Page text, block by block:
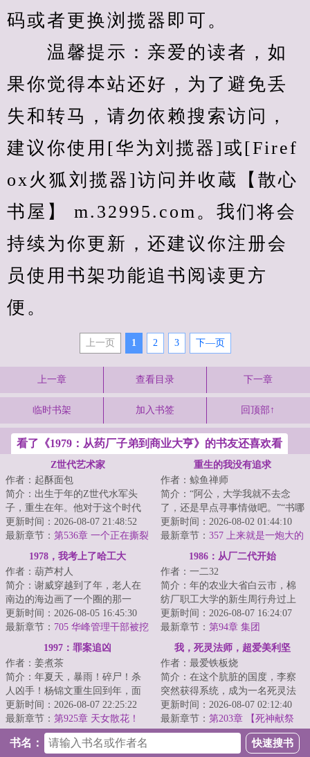
码或者更换浏揽器即可。
温馨提示：亲爱的读者，如
果你觉得本站还好，为了避免丢
失和转马，请勿依赖搜索访问，
建议你使用[华为刘揽器]或[Firef
ox火狐刘揽器]访问并收蔵【散心
书屋】 m.32995.com。我们将会
持续为你更新，还建议你注册会
员使用书架功能追书阅读更方
便。
上一页 1 2 3 下—页
上一章 查看目录 下一章
临时书架 加入书签 回顶部↑
看了《1979：从药厂子弟到商业大亨》的书友还喜欢看
Z世代艺术家
作者：起酥面包
简介：出生于年的Z世代水军头
子，重生在年。他对于这个时代
没有任何滤镜，因此感到强烈窒
息。影视剧粗糙...
更新时间：2026-08-07 21:48:52
最新章节： 第536章 一个正在撕裂
重生的我没有追求
作者：鲸鱼禅师
简介：“阿公，大学我就不去念
了，还是早点寻事情做吧。”“书哪
能不念？做人要有追求，念了大
学，就有机...
更新时间：2026-08-02 01:44:10
最新章节： 357 上来就是一炮大的
1978，我考上了哈工大
作者：葫芦村人
简介：谢威穿越到了年，老人在
南边的海边画了一个圈的那一
年，也是恢复高考的第二年。了
解时代发展脉络的...
更新时间：2026-08-05 16:45:30
最新章节： 705 华峰管理干部被挖
走一半，国际巨头的釜底抽薪之
1986：从厂二代开始
作者：一二32
简介：年的农业大省白云市，棉
纺厂职工大学的新生周行舟过上
了别人羡慕不来的美好生活。若
干年后有人问：...
更新时间：2026-08-07 16:24:07
最新章节： 第94章 集团
1997：罪案追凶
作者：姜煮茶
简介：年夏天，暴雨！碎尸！杀
人凶手！杨锦文重生回到年，面
对二十几年前这场暴雨，芦苇荡
的女性碎尸，他...
更新时间：2026-08-07 22:25:22
最新章节： 第925章 天女散花！
我，死灵法师，超爱美利坚
作者：最爱铁板烧
简介：在这个肮脏的国度，李察
突然获得系统，成为一名死灵法
师，获得了操控白骨、血肉、瘟
疫和灵魂的力量...
更新时间：2026-08-07 02:12:40
最新章节： 第203章 【死神献祭
2】任务完成
书名：